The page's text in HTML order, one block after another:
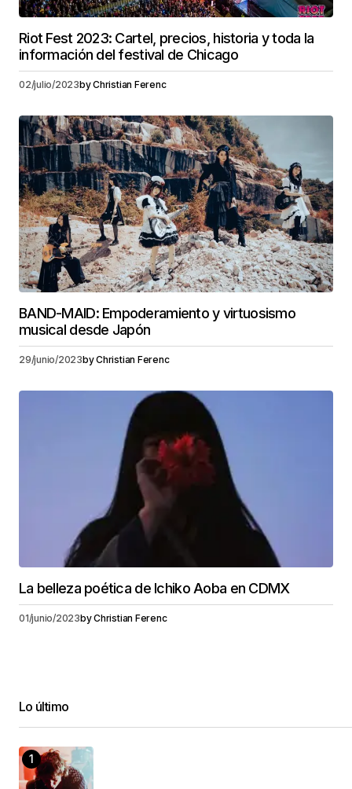
Riot Fest 2023: Cartel, precios, historia y toda la
información del festival de Chicago
02/julio/2023byChristian Ferenc
BAND-MAID: Empoderamiento y virtuosismo
musical desde Japón
29/junio/2023byChristian Ferenc
La belleza poética de Ichiko Aoba en CDMX
01/junio/2023byChristian Ferenc
Lo último